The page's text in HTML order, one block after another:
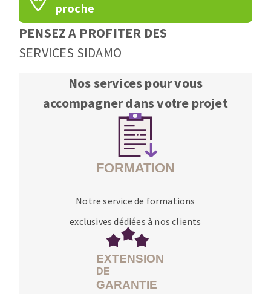
proche
PENSEZ A PROFITER DES
SERVICES SIDAMO
Nos services pour vous
accompagner dans votre projet
Notre service de formations
exclusives dédiées à nos clients